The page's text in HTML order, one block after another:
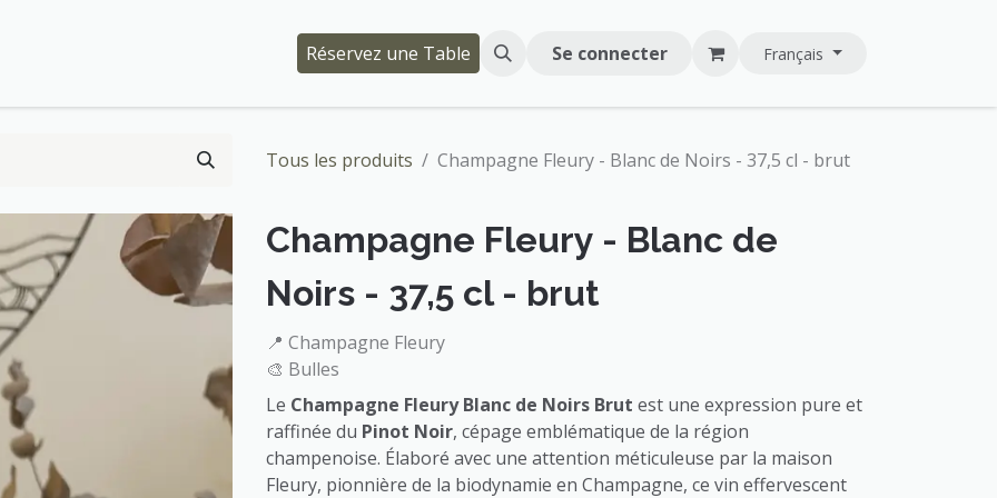
Réservez une Table Se connecter Français
Tous les produits Champagne Fleury - Blanc de Noirs - 37,5 cl - brut
Champagne Fleury - Blanc de
Noirs - 37,5 cl - brut
📍 Champagne Fleury
🎨 Bulles
Le Champagne Fleury Blanc de Noirs Brut est une expression pure et
raffinée du Pinot Noir, cépage emblématique de la région
champenoise. Élaboré avec une attention méticuleuse par la maison
Fleury, pionnière de la biodynamie en Champagne, ce vin effervescent